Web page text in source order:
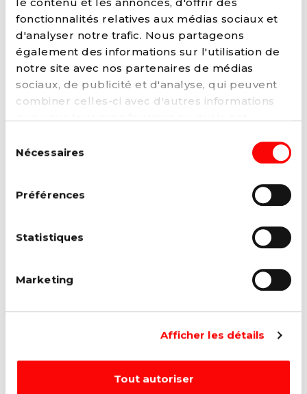
fonctionnalités relatives aux médias sociaux et
d'analyser notre trafic. Nous partageons
également des informations sur l'utilisation de
notre site avec nos partenaires de médias
sociaux, de publicité et d'analyse, qui peuvent
combiner celles-ci avec d'autres informations
services. Vous pouvez à tout moment modifier
politique
duNécessaires
Préférences
Statistiques
Marketing
Afficher les détails
Tout autoriser
Lire la suite →
Wallonie : ouverture de maisons
médicales LGBTQIA+-friendly
spécialisées dans l’accompagnement et le
suivi des publics LGBTQIA+ ont...